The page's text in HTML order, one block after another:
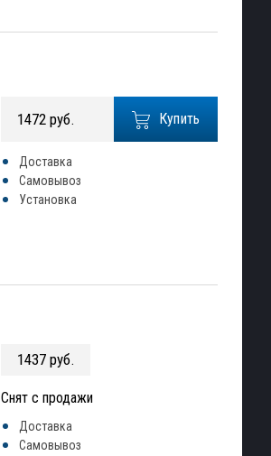
Купить
1472 руб.
Доставка
Самовывоз
Установка
1437 руб.
Снят с продажи
Доставка
Самовывоз